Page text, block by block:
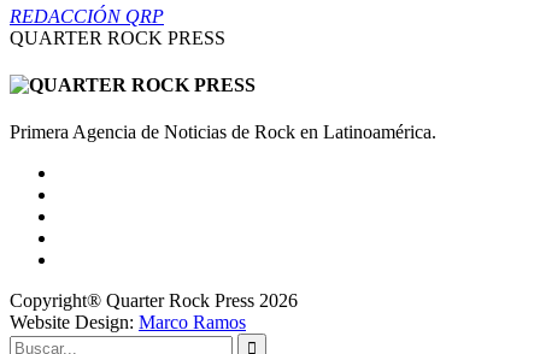
REDACCIÓN QRP
QUARTER ROCK PRESS
Primera Agencia de Noticias de Rock en Latinoamérica.
Copyright® Quarter Rock Press 2026
Website Design: Marco Ramos